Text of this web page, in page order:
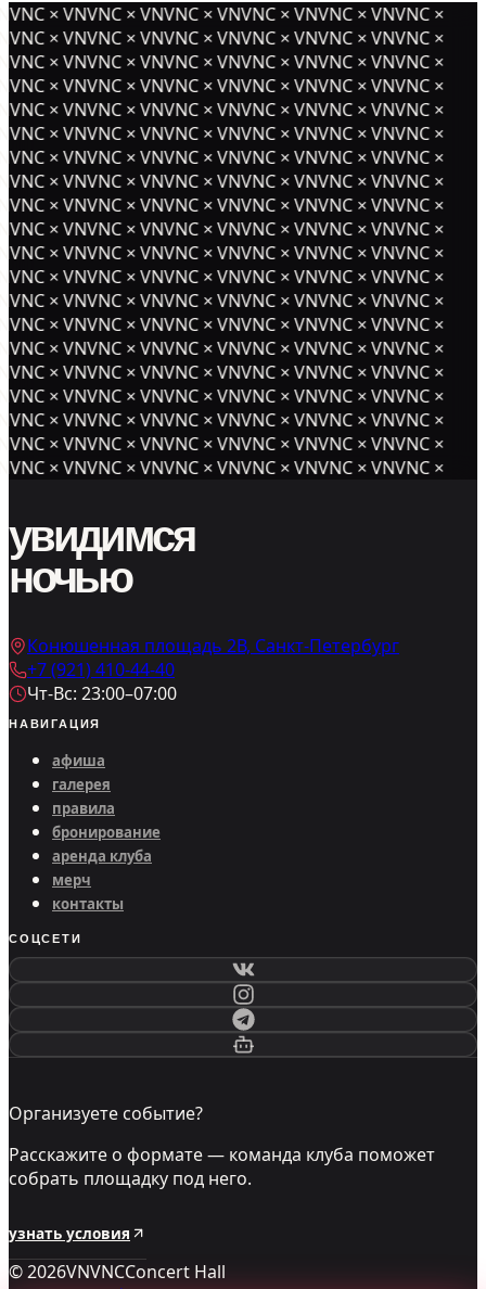
× VNVNC × VNVNC × VNVNC × VNVNC × VNVNC ×
× VNVNC × VNVNC × VNVNC × VNVNC × VNVNC ×
× VNVNC × VNVNC × VNVNC × VNVNC × VNVNC ×
× VNVNC × VNVNC × VNVNC × VNVNC × VNVNC ×
× VNVNC × VNVNC × VNVNC × VNVNC × VNVNC ×
× VNVNC × VNVNC × VNVNC × VNVNC × VNVNC ×
× VNVNC × VNVNC × VNVNC × VNVNC × VNVNC ×
× VNVNC × VNVNC × VNVNC × VNVNC × VNVNC ×
× VNVNC × VNVNC × VNVNC × VNVNC × VNVNC ×
× VNVNC × VNVNC × VNVNC × VNVNC × VNVNC ×
× VNVNC × VNVNC × VNVNC × VNVNC × VNVNC ×
× VNVNC × VNVNC × VNVNC × VNVNC × VNVNC ×
× VNVNC × VNVNC × VNVNC × VNVNC × VNVNC ×
× VNVNC × VNVNC × VNVNC × VNVNC × VNVNC ×
× VNVNC × VNVNC × VNVNC × VNVNC × VNVNC ×
× VNVNC × VNVNC × VNVNC × VNVNC × VNVNC ×
× VNVNC × VNVNC × VNVNC × VNVNC × VNVNC ×
× VNVNC × VNVNC × VNVNC × VNVNC × VNVNC ×
× VNVNC × VNVNC × VNVNC × VNVNC × VNVNC ×
× VNVNC × VNVNC × VNVNC × VNVNC × VNVNC ×
увидимся
ночью
Конюшенная площадь 2В, Санкт-Петербург
+7 (921) 410-44-40
Чт-Вс: 23:00–07:00
НАВИГАЦИЯ
афиша
галерея
правила
бронирование
аренда клуба
мерч
контакты
СОЦСЕТИ
Организуете событие?
Расскажите о формате — команда клуба поможет
собрать площадку под него.
узнать условия
©2026VNVNCConcert Hall